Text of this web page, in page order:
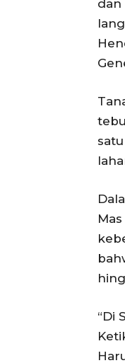
dan
“Di